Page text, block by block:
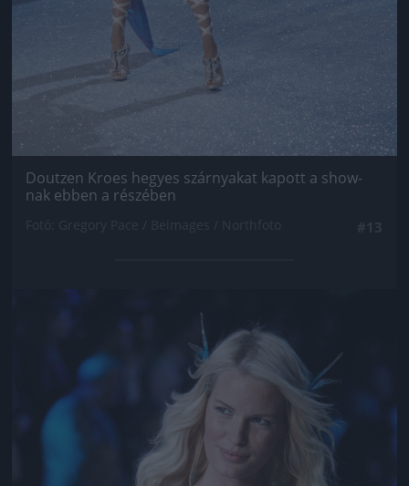
Doutzen Kroes hegyes szárnyakat kapott a show-
nak ebben a részében
Jön még kép!